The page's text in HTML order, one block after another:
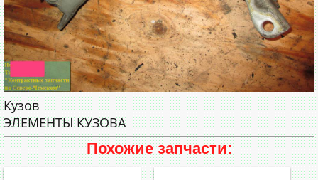
Кузов
ЭЛЕМЕНТЫ КУЗОВА
Похожие запчасти: